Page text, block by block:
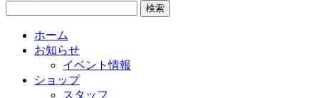
ホーム
お知らせ
イベント情報
ショップ
スタッフ